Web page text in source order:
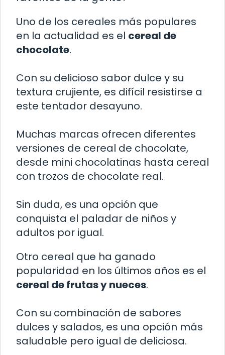
Uno de los cereales más populares
en la actualidad es el cereal de
chocolate.
Con su delicioso sabor dulce y su
textura crujiente, es difícil resistirse a
este tentador desayuno.
Muchas marcas ofrecen diferentes
versiones de cereal de chocolate,
desde mini chocolatinas hasta cereal
con trozos de chocolate real.
Sin duda, es una opción que
conquista el paladar de niños y
adultos por igual.
Otro cereal que ha ganado
popularidad en los últimos años es el
cereal de frutas y nueces.
Con su combinación de sabores
dulces y salados, es una opción más
saludable pero igual de deliciosa.